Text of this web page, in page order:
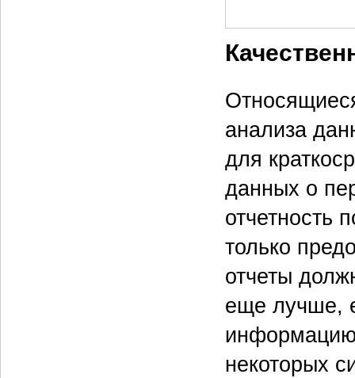
анализа
для
данных о
отчетность
только
отчеты
еще лучше,
информацию
некоторых